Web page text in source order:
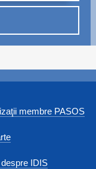
membre PASOS
IDIS